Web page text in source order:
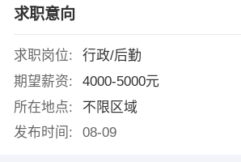
求职意向
求职岗位:
行政/后勤
期望薪资:
4000-5000元
所在地点:
不限区域
发布时间:
08-09